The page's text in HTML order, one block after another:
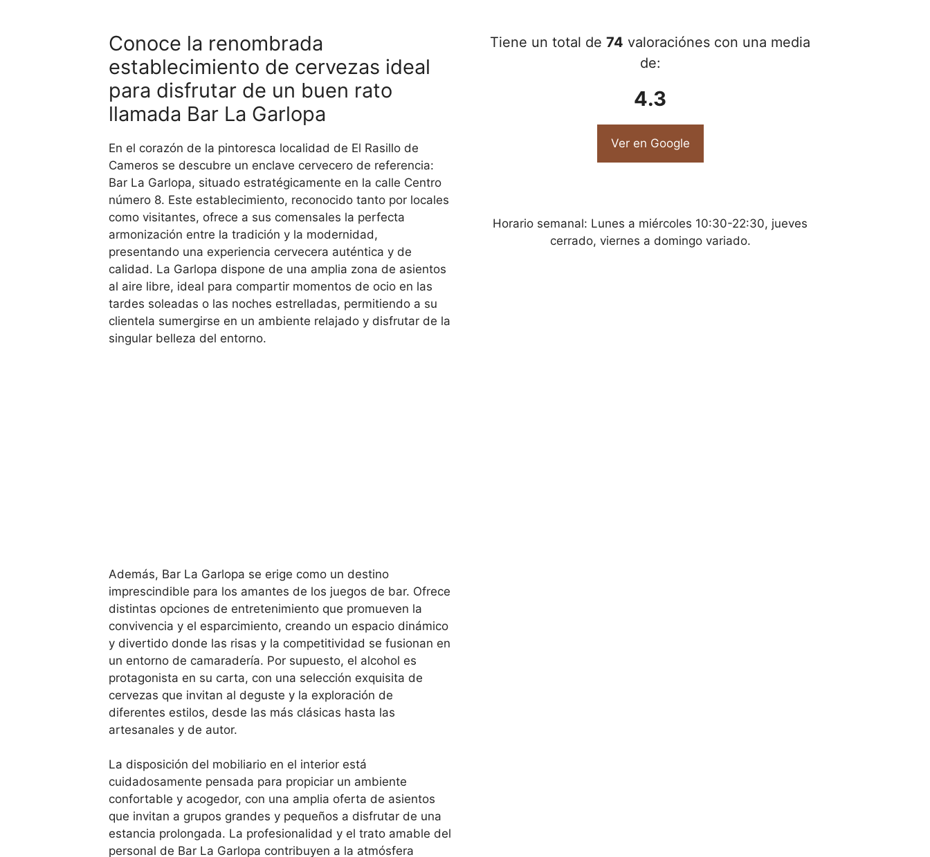
Conoce la renombrada
establecimiento de cervezas ideal
para disfrutar de un buen rato
llamada Bar La Garlopa
En el corazón de la pintoresca localidad de El Rasillo de
Cameros se descubre un enclave cervecero de referencia:
Bar La Garlopa, situado estratégicamente en la calle Centro
número 8. Este establecimiento, reconocido tanto por locales
como visitantes, ofrece a sus comensales la perfecta
armonización entre la tradición y la modernidad,
presentando una experiencia cervecera auténtica y de
calidad. La Garlopa dispone de una amplia zona de asientos
al aire libre, ideal para compartir momentos de ocio en las
tardes soleadas o las noches estrelladas, permitiendo a su
clientela sumergirse en un ambiente relajado y disfrutar de la
singular belleza del entorno.
Además, Bar La Garlopa se erige como un destino
imprescindible para los amantes de los juegos de bar. Ofrece
distintas opciones de entretenimiento que promueven la
convivencia y el esparcimiento, creando un espacio dinámico
y divertido donde las risas y la competitividad se fusionan en
un entorno de camaradería. Por supuesto, el alcohol es
protagonista en su carta, con una selección exquisita de
cervezas que invitan al deguste y la exploración de
diferentes estilos, desde las más clásicas hasta las
artesanales y de autor.
La disposición del mobiliario en el interior está
cuidadosamente pensada para propiciar un ambiente
confortable y acogedor, con una amplia oferta de asientos
que invitan a grupos grandes y pequeños a disfrutar de una
estancia prolongada. La profesionalidad y el trato amable del
personal de Bar La Garlopa contribuyen a la atmósfera
Tiene un total de 74 valoraciónes con una media
de:
4.3
Ver en Google
Horario semanal: Lunes a miércoles 10:30-22:30, jueves
cerrado, viernes a domingo variado.